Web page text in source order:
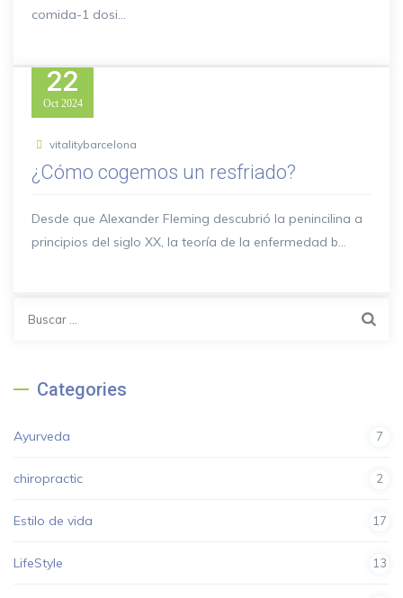
comida-1 dosi...
22
Oct 2024
vitalitybarcelona
¿Cómo cogemos un resfriado?
Desde que Alexander Fleming descubrió la penincilina a
principios del siglo XX, la teoría de la enfermedad b...
Categories
Ayurveda 7
chiropractic 2
Estilo de vida 17
LifeStyle 13